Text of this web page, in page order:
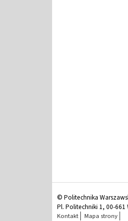
© Politechnika
Pl. Politechniki 1, 00-
Kontakt Mapa strony